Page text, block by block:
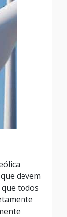
devem
todos